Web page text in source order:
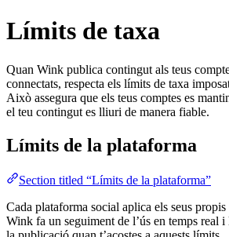
Límits de taxa
Quan Wink publica contingut als teus
connectats, respecta els límits de taxa
Això assegura que els teus comptes es
el teu contingut es lliuri de manera fiable.
Límits de la plataforma
Section titled “Límits de la plataforma”
Cada plataforma social aplica els seus
Wink fa un seguiment de l’ús en temps real